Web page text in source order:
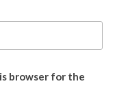
browser for the